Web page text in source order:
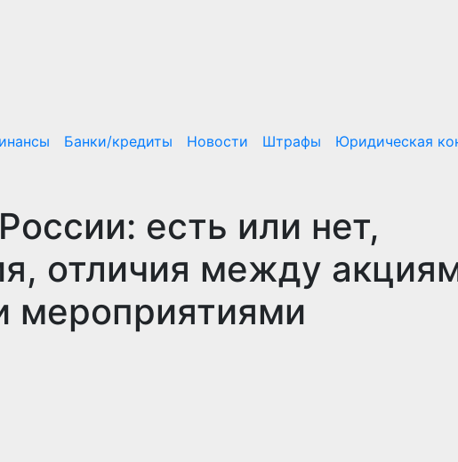
Банки/кредиты Новости Штрафы Юридическая
есть или нет,
отличия между
мероприятиями